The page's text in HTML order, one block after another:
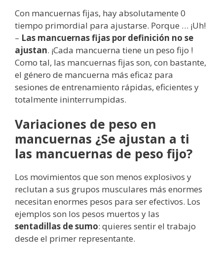
Con mancuernas fijas, hay absolutamente 0
tiempo primordial para ajustarse. Porque … ¡Uh!
– Las mancuernas fijas por definición no se
ajustan. ¡Cada mancuerna tiene un peso fijo !
Como tal, las mancuernas fijas son, con bastante,
el género de mancuerna más eficaz para
sesiones de entrenamiento rápidas, eficientes y
totalmente ininterrumpidas.
Variaciones de peso en
mancuernas ¿Se ajustan a ti
las mancuernas de peso fijo?
Los movimientos que son menos explosivos y
reclutan a sus grupos musculares más enormes
necesitan enormes pesos para ser efectivos. Los
ejemplos son los pesos muertos y las
sentadillas de sumo: quieres sentir el trabajo
desde el primer representante.